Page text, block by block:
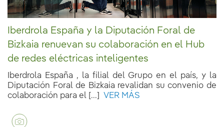
Iberdrola España y la Diputación Foral de
Bizkaia renuevan su colaboración en el Hub
de redes eléctricas inteligentes
Iberdrola España , la filial del Grupo en el país, y la
Diputación Foral de Bizkaia revalidan su convenio de
colaboración para el [...]
VER MÁS